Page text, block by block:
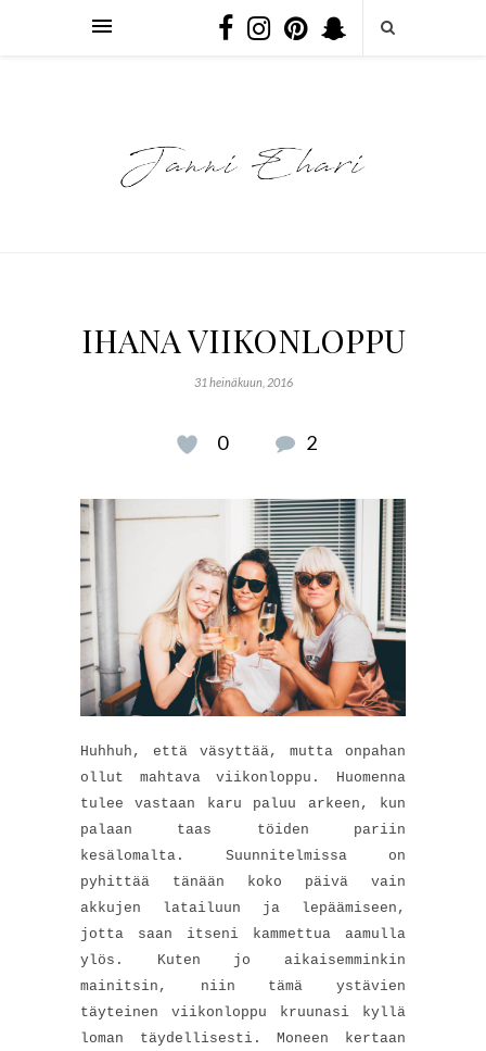
IHANA VIIKONLOPPU
31 heinäkuun, 2016
0 2
Huhhuh, että väsyttää, mutta onpahan
ollut mahtava viikonloppu. Huomenna
tulee vastaan karu paluu arkeen, kun
palaan taas töiden pariin
kesälomalta. Suunnitelmissa on
pyhittää tänään koko päivä vain
akkujen latailuun ja lepäämiseen,
jotta saan itseni kammettua aamulla
ylös. Kuten jo aikaisemminkin
mainitsin, niin tämä ystävien
täyteinen viikonloppu kruunasi kyllä
loman täydellisesti. Moneen kertaan